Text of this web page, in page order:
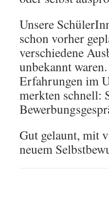
Unsere
schon vorher
verschiedene
unbekannt
Erfahrungen im
merkten schnell:
Gut gelaunt, mit
neuem